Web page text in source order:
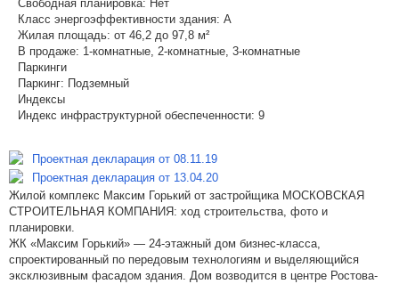
Свободная планировка: Нет
Класс энергоэффективности здания: A
Жилая площадь: от 46,2 до 97,8 м²
В продаже: 1-комнатные, 2-комнатные, 3-комнатные
Паркинги
Паркинг: Подземный
Индексы
Индекс инфраструктурной обеспеченности: 9
Проектная декларация от 08.11.19
Проектная декларация от 13.04.20
Жилой комплекс Максим Горький от застройщика МОСКОВСКАЯ
СТРОИТЕЛЬНАЯ КОМПАНИЯ: ход строительства, фото и
планировки.
ЖК «Максим Горький» — 24-этажный дом бизнес-класса,
спроектированный по передовым технологиям и выделяющийся
эксклюзивным фасадом здания. Дом возводится в центре Ростова-